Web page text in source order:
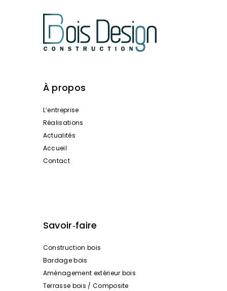
À propos
L’entreprise
Réalisations
Actualités
Accueil
Contact
Savoir‑faire
Construction bois
Bardage bois
Aménagement extérieur bois
Terrasse bois / Composite